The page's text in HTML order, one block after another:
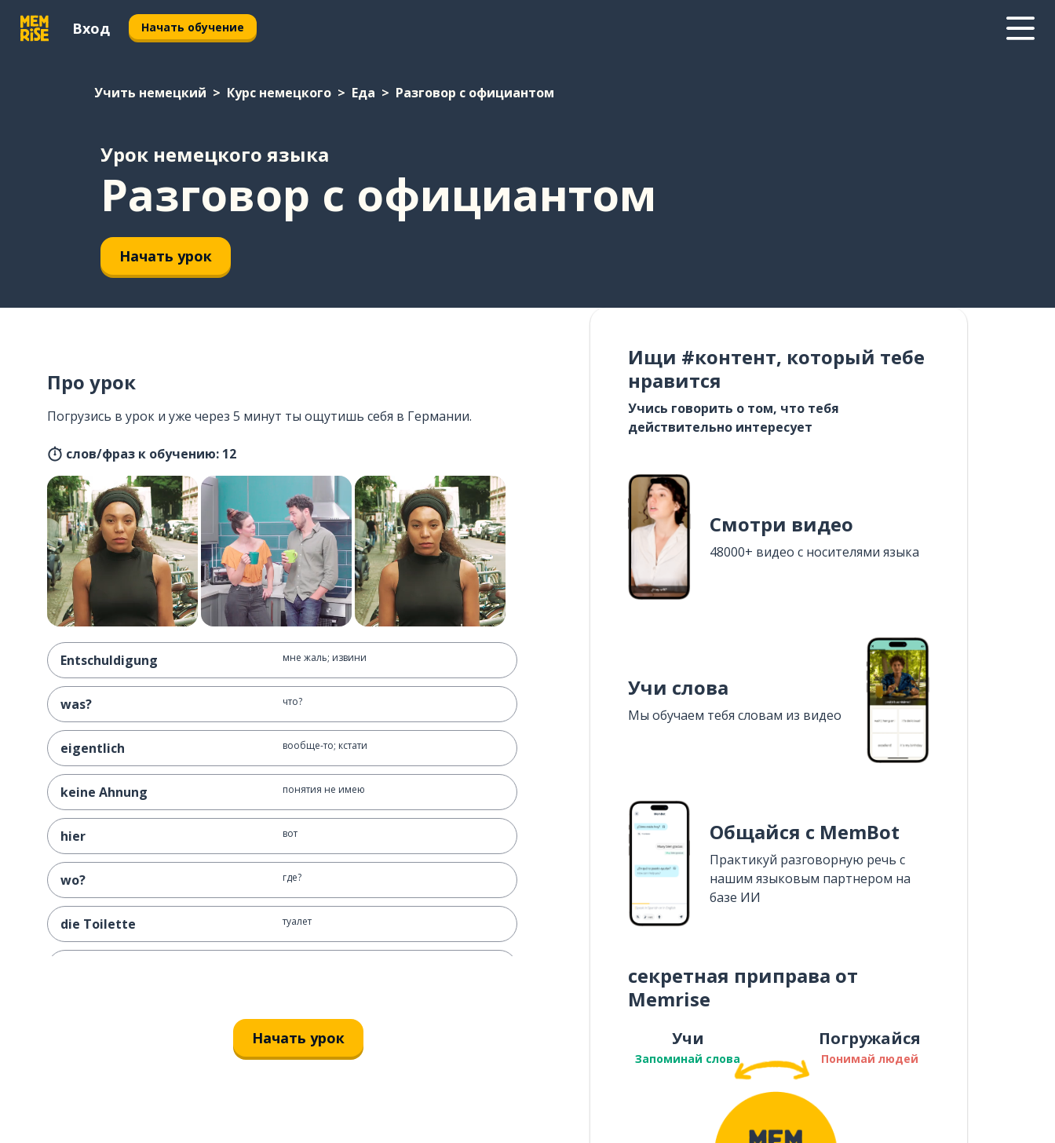
Вход Начать обучение
Учить немецкий Курс немецкого Еда Разговор с официантом
Урок немецкого языка
Разговор с официантом
Начать урок
Про урок
Погрузись в урок и уже через 5 минут ты ощутишь себя в Германии.
слов/фраз к обучению: 12
Entschuldigung мне жаль; извини
was? что?
eigentlich вообще-то; кстати
keine Ahnung понятия не имею
hier вот
wo? где?
die Toilette туалет
с удовольствием
Начать урок
Ищи #контент, который тебе
нравится
Учись говорить о том, что тебя
действительно интересует
Смотри видео
48000+ видео с носителями языка
Учи слова
Мы обучаем тебя словам из видео
Общайся с MemBot
Практикуй разговорную речь с
нашим языковым партнером на
базе ИИ
секретная приправа от
Memrise
Учи
Запоминай слова
Погружайся
Понимай людей